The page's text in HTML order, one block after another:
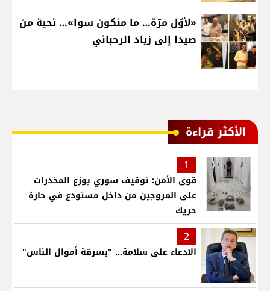
«لأوّل مرّة… ما منكون سوا»… تحية من
صيدا إلى زياد الرحباني
الأكثر قراءة
1
قوى الأمن: توقيف سوري يوزع المخدرات
على المروجين من داخل مستودع في حارة
حريك
2
الادعاء على سلامة... "بسرقة أموال الناس"